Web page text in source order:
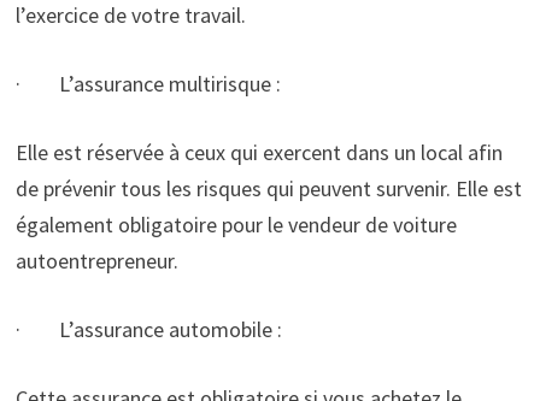
l’exercice de votre travail.
· L’assurance multirisque :
Elle est réservée à ceux qui exercent dans un local afin
de prévenir tous les risques qui peuvent survenir. Elle est
également obligatoire pour le vendeur de voiture
autoentrepreneur.
· L’assurance automobile :